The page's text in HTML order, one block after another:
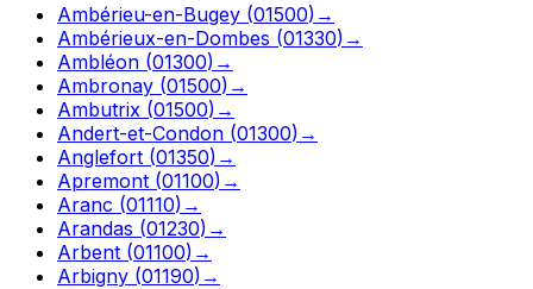
Ambérieu-en-Bugey (01500) →
Ambérieux-en-Dombes (01330) →
Ambléon (01300) →
Ambronay (01500) →
Ambutrix (01500) →
Andert-et-Condon (01300) →
Anglefort (01350) →
Apremont (01100) →
Aranc (01110) →
Arandas (01230) →
Arbent (01100) →
Arbigny (01190) →